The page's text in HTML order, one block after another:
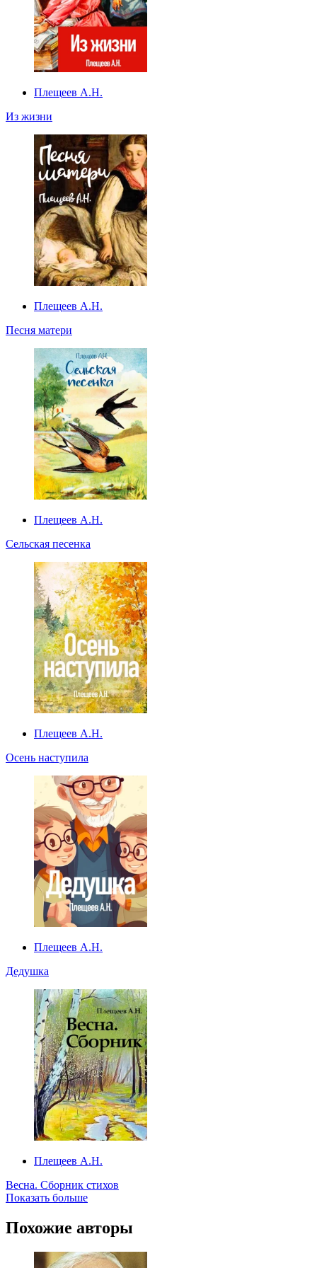
Плещеев А.Н.
Из жизни
Плещеев А.Н.
Песня матери
Плещеев А.Н.
Сельская песенка
Плещеев А.Н.
Осень наступила
Плещеев А.Н.
Дедушка
Плещеев А.Н.
Весна. Сборник стихов
Показать больше
Похожие авторы